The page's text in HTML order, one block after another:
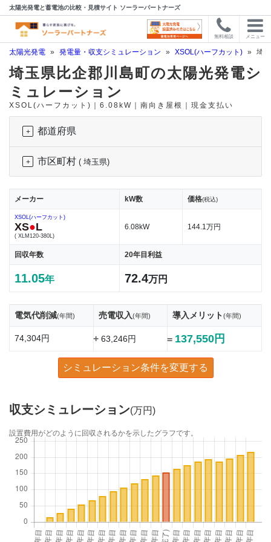
太陽光発電と蓄電池の比較・見積サイト ソーラーパートナーズ
無料相談 メニュー
太陽光発電 » 発電量・収支シミュレーション » XSOL(ハーフカット) » 埼
埼玉県比企郡川島町の太陽光発電シ
ミュレーション
XSOL(ハーフカット)｜6.08kW｜南向き屋根｜現金支払い
都道府県
市区町村 ( 埼玉県)
メーカー kW数 価格(税込)
XSOL(ハーフカット)
XS●L
( XLM120-380L)
6.08kW 144.1万円
回収年数 20年目利益
11.05年 72.4万円
電気代削減(年間) 売電収入(年間) 導入メリット(年間)
74,304円 +63,246円 = 137,550円
シミュレーション条件を変更する
収支シミュレーション(万円)
設置費用がどのように回収されるかを示したグラフです。